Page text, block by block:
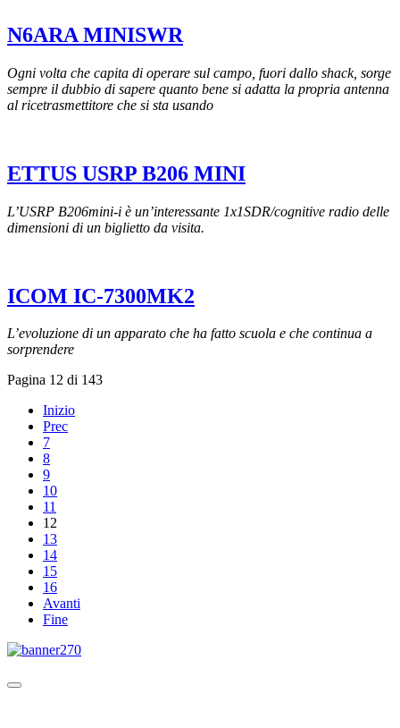
N6ARA MINISWR
Ogni volta che capita di operare sul campo, fuori dallo shack, sorge
sempre il dubbio di sapere quanto bene si adatta la propria antenna
al ricetrasmettitore che si sta usando
ETTUS USRP B206 MINI
L’USRP B206mini-i è un’interessante 1x1SDR/cognitive radio delle
dimensioni di un biglietto da visita.
ICOM IC-7300MK2
L’evoluzione di un apparato che ha fatto scuola e che continua a
sorprendere
Pagina 12 di 143
Inizio
Prec
7
8
9
10
11
12
13
14
15
16
Avanti
Fine